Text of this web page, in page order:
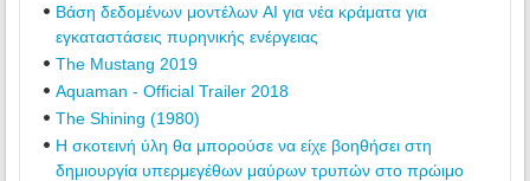
Βάση δεδομένων μοντέλων AI για νέα κράματα για
εγκαταστάσεις πυρηνικής ενέργειας
The Mustang 2019
Aquaman - Official Trailer 2018
The Shining (1980)
Η σκοτεινή ύλη θα μπορούσε να είχε βοηθήσει στη
δημιουργία υπερμεγέθων μαύρων τρυπών στο πρώιμο